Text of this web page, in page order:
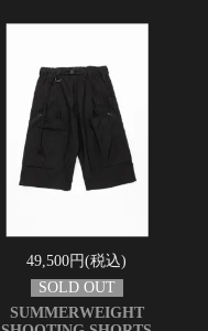
49,500円(税込)
SUMMERWEIGHT